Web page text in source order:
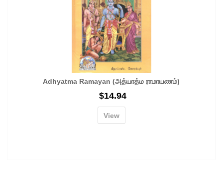
Adhyatma Ramayan (அத்யாத்ம ராமாயணம்)
$14.94
View